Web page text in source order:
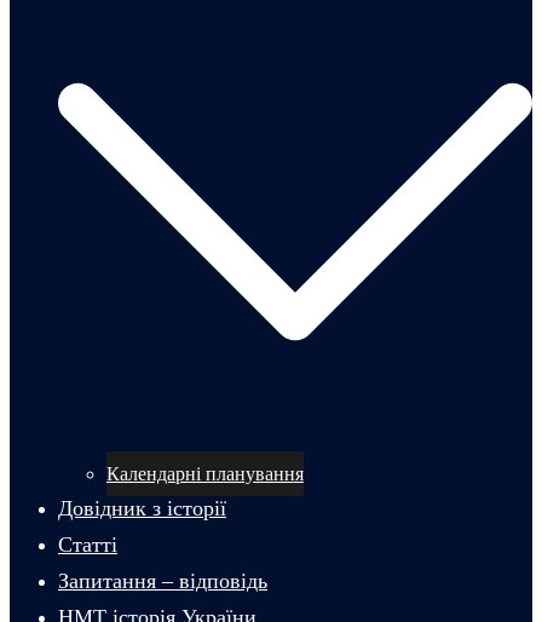
Календарні планування
Довідник з історії
Статті
Запитання – відповідь
НМТ історія України